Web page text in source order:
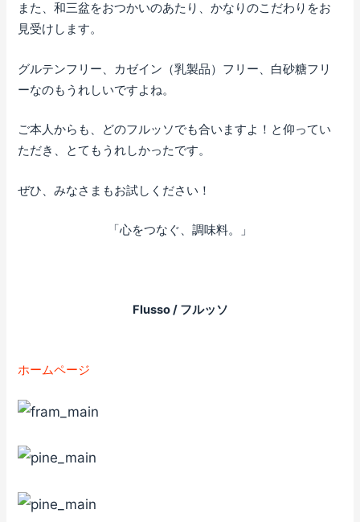
また、和三盆をおつかいのあたり、かなりのこだわりをお
見受けします。
グルテンフリー、カゼイン（乳製品）フリー、白砂糖フリ
ーなのもうれしいですよね。
ご本人からも、どのフルッソでも合いますよ！と仰ってい
ただき、とてもうれしかったです。
ぜひ、みなさまもお試しください！
「心をつなぐ、調味料。」
Flusso / フルッソ
ホームページ